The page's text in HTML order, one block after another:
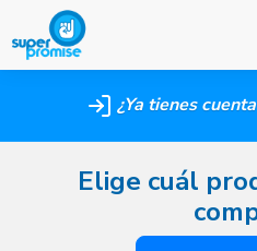
¿Ya tienes
Elige cuál